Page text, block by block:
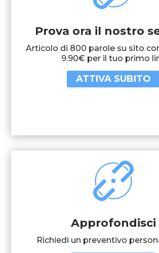
Prova ora il nostro
Articolo di 800 parole su sito
9.90€ per il tuo primo
ATTIVA SUBITO
Approfondisci
Richiedi un preventivo